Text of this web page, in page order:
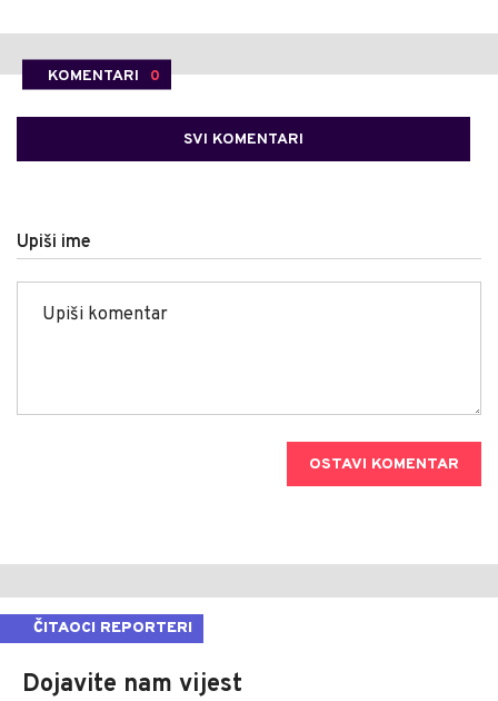
KOMENTARI 0
SVI KOMENTARI
Upiši ime
OSTAVI KOMENTAR
ČITAOCI REPORTERI
Dojavite nam vijest